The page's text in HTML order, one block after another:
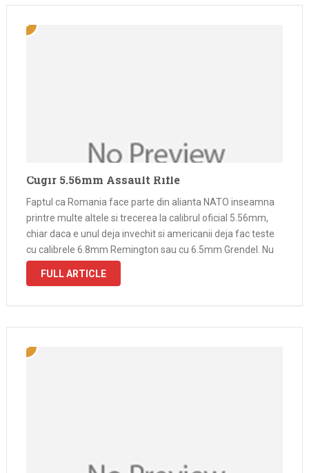
Cugir 5.56mm Assault Rifle
Faptul ca Romania face parte din alianta NATO inseamna
printre multe altele si trecerea la calibrul oficial 5.56mm,
chiar daca e unul deja invechit si americanii deja fac teste
cu calibrele 6.8mm Remington sau cu 6.5mm Grendel. Nu
cunosc exact motivele pentru care nu s-a facut …
FULL ARTICLE